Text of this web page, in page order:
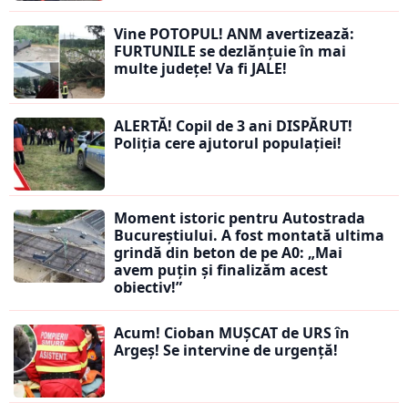
Vine POTOPUL! ANM avertizează:
FURTUNILE se dezlănțuie în mai
multe județe! Va fi JALE!
ALERTĂ! Copil de 3 ani DISPĂRUT!
Poliția cere ajutorul populației!
Moment istoric pentru Autostrada
Bucureștiului. A fost montată ultima
grindă din beton de pe A0: „Mai
avem puțin și finalizăm acest
obiectiv!”
Acum! Cioban MUȘCAT de URS în
Argeș! Se intervine de urgență!